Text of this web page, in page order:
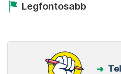
Legfontosabb